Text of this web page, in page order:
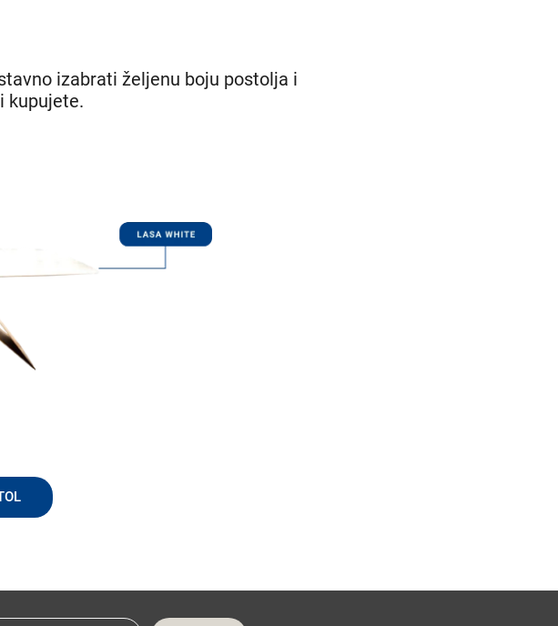
izabrati željenu boju postolja i
kupujete.